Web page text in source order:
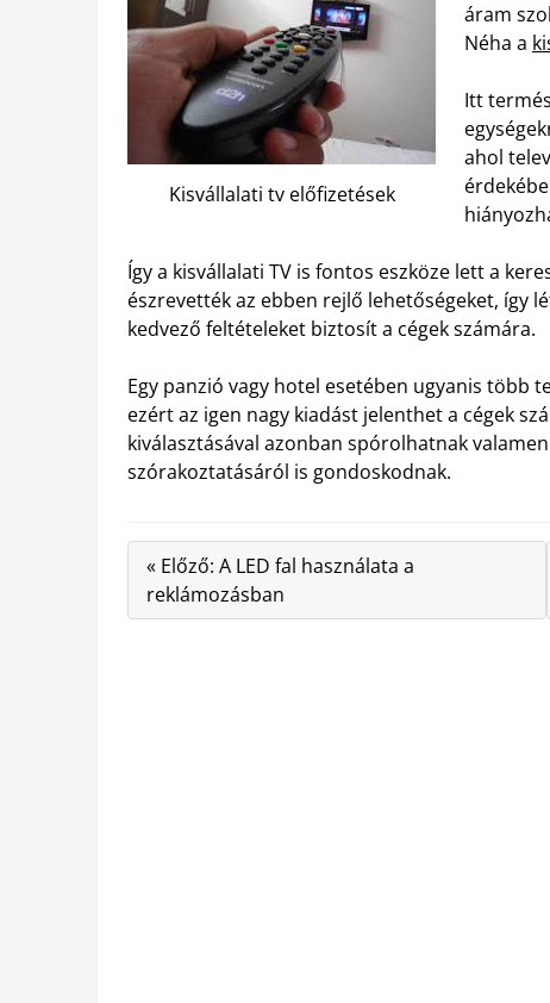
Kisvállalati tv előfizetések
áram
Néha a
Itt
ahol
Így a kisvállalati TV is fontos eszköze lett a
észrevették az ebben rejlő lehetőségeket, így
kedvező feltételeket biztosít a cégek számára.
Egy panzió vagy hotel esetében ugyanis több
ezért az igen nagy kiadást jelenthet a cégek
kiválasztásával azonban spórolhatnak
szórakoztatásáról is gondoskodnak.
« Előző: A LED fal használata a
reklámozásban